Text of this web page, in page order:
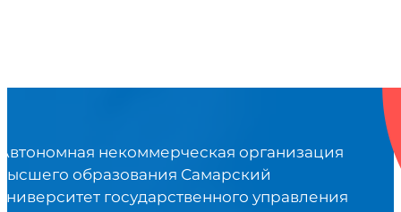
некоммерческая организация
образования Самарский
государственного управления